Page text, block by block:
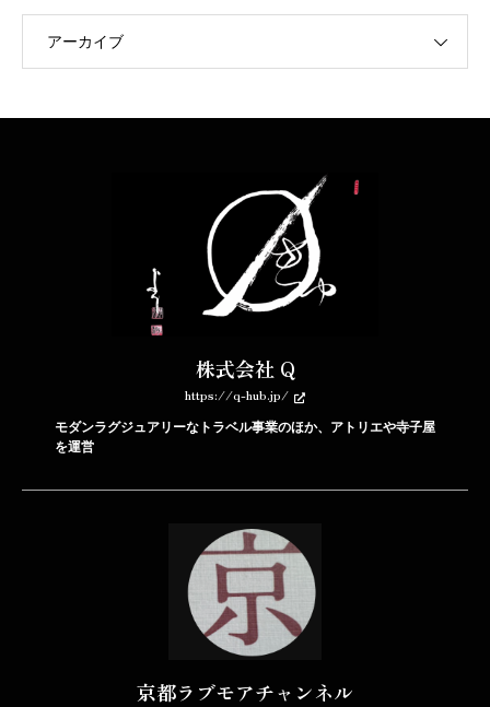
アーカイブ
株式会社 Q
https://q-hub.jp/
モダンラグジュアリーなトラベル事業のほか、アトリエや寺子屋
を運営
京都ラブモアチャンネル